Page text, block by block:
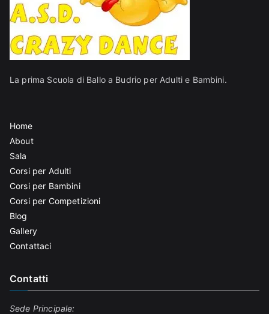
La prima Scuola di Ballo a Budrio per Adulti e Bambini.
Home
About
Sala
Corsi per Adulti
Corsi per Bambini
Corsi per Competizioni
Blog
Gallery
Contattaci
Contatti
Sede Principale: